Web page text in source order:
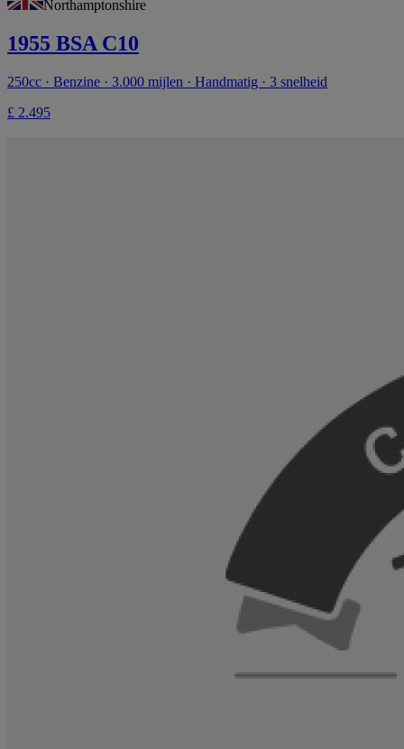
Northamptonshire
1955 BSA C10
250cc · Benzine · 3.000 mijlen · Handmatig · 3 snelheid
£ 2.495